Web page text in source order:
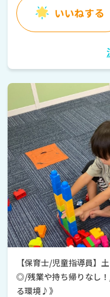
いいねする
【保育士/児童指導員】
◎/残業や持ち帰りなし
る環境♪》